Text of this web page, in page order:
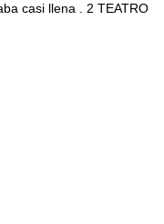
casi llena . 2 TEATRO